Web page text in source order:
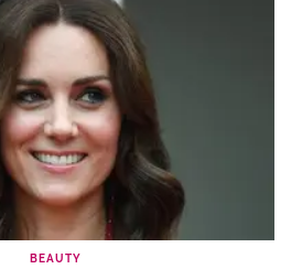
BEAUTY